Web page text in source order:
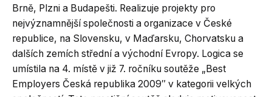
Brně, Plzni a Budapešti. Realizuje projekty pro
nejvýznamnější společnosti a organizace v České
republice, na Slovensku, v Maďarsku, Chorvatsku a
dalších zemích střední a východní Evropy. Logica se
umístila na 4. místě v již 7. ročníku soutěže „Best
Employers Česká republika 2009″ v kategorii velkých